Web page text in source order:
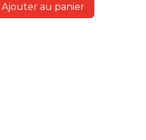
Ajouter au panier